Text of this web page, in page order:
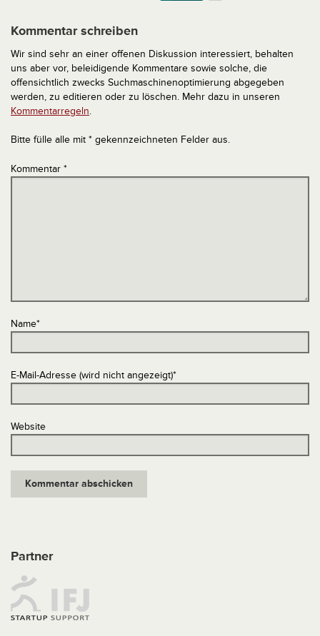
Kommentar schreiben
Wir sind sehr an einer offenen Diskussion interessiert, behalten
uns aber vor, beleidigende Kommentare sowie solche, die
offensichtlich zwecks Suchmaschinenoptimierung abgegeben
werden, zu editieren oder zu löschen. Mehr dazu in unseren
Kommentarregeln.
Bitte fülle alle mit * gekennzeichneten Felder aus.
Kommentar *
Name*
E-Mail-Adresse (wird nicht angezeigt)*
Website
Partner